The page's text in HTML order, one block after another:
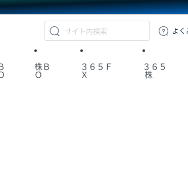
GMOクリック
よく
株Ｂ
Ｏ
３６５Ｆ
Ｘ
３６５
株